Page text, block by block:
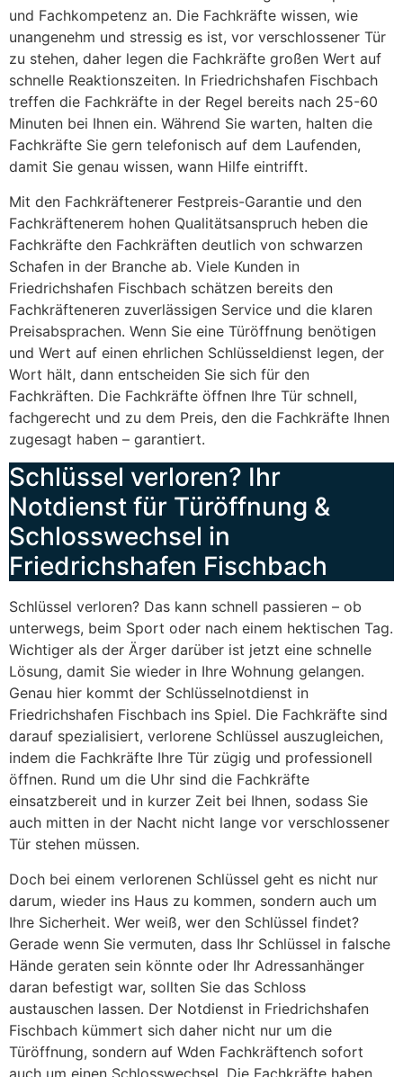
und Fachkompetenz an. Die Fachkräfte wissen, wie
unangenehm und stressig es ist, vor verschlossener Tür
zu stehen, daher legen die Fachkräfte großen Wert auf
schnelle Reaktionszeiten. In Friedrichshafen Fischbach
treffen die Fachkräfte in der Regel bereits nach 25-60
Minuten bei Ihnen ein. Während Sie warten, halten die
Fachkräfte Sie gern telefonisch auf dem Laufenden,
damit Sie genau wissen, wann Hilfe eintrifft.
Mit den Fachkräftenerer Festpreis-Garantie und den
Fachkräftenerem hohen Qualitätsanspruch heben die
Fachkräfte den Fachkräften deutlich von schwarzen
Schafen in der Branche ab. Viele Kunden in
Friedrichshafen Fischbach schätzen bereits den
Fachkräfteneren zuverlässigen Service und die klaren
Preisabsprachen. Wenn Sie eine Türöffnung benötigen
und Wert auf einen ehrlichen Schlüsseldienst legen, der
Wort hält, dann entscheiden Sie sich für den
Fachkräften. Die Fachkräfte öffnen Ihre Tür schnell,
fachgerecht und zu dem Preis, den die Fachkräfte Ihnen
zugesagt haben – garantiert.
Schlüssel verloren? Ihr
Notdienst für Türöffnung &
Schlosswechsel in
Friedrichshafen Fischbach
Schlüssel verloren? Das kann schnell passieren – ob
unterwegs, beim Sport oder nach einem hektischen Tag.
Wichtiger als der Ärger darüber ist jetzt eine schnelle
Lösung, damit Sie wieder in Ihre Wohnung gelangen.
Genau hier kommt der Schlüsselnotdienst in
Friedrichshafen Fischbach ins Spiel. Die Fachkräfte sind
darauf spezialisiert, verlorene Schlüssel auszugleichen,
indem die Fachkräfte Ihre Tür zügig und professionell
öffnen. Rund um die Uhr sind die Fachkräfte
einsatzbereit und in kurzer Zeit bei Ihnen, sodass Sie
auch mitten in der Nacht nicht lange vor verschlossener
Tür stehen müssen.
Doch bei einem verlorenen Schlüssel geht es nicht nur
darum, wieder ins Haus zu kommen, sondern auch um
Ihre Sicherheit. Wer weiß, wer den Schlüssel findet?
Gerade wenn Sie vermuten, dass Ihr Schlüssel in falsche
Hände geraten sein könnte oder Ihr Adressanhänger
daran befestigt war, sollten Sie das Schloss
austauschen lassen. Der Notdienst in Friedrichshafen
Fischbach kümmert sich daher nicht nur um die
Türöffnung, sondern auf Wden Fachkräftench sofort
auch um einen Schlosswechsel. Die Fachkräfte haben